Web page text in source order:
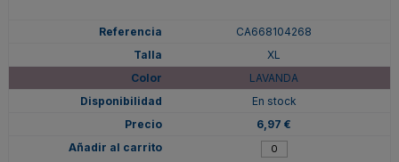
CA668104268
XL
LAVANDA
En stock
6,97 €